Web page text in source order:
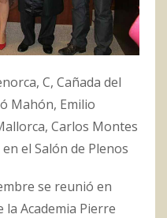
C, Cañada del
Mahón, Emilio
Carlos Montes
el Salón de Plenos
se reunió en
la Academia Pierre